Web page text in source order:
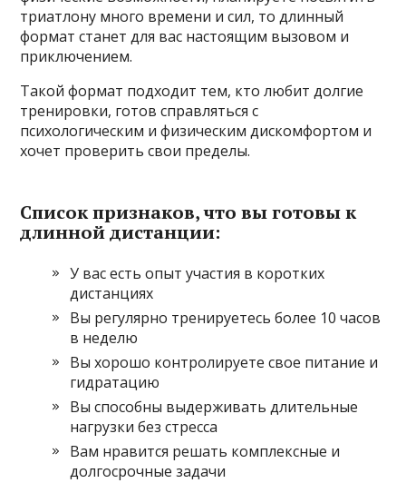
триатлону много времени и сил, то длинный
формат станет для вас настоящим вызовом и
приключением.
Такой формат подходит тем, кто любит долгие
тренировки, готов справляться с
психологическим и физическим дискомфортом и
хочет проверить свои пределы.
Список признаков, что вы готовы к
длинной дистанции:
У вас есть опыт участия в коротких
дистанциях
Вы регулярно тренируетесь более 10 часов
в неделю
Вы хорошо контролируете свое питание и
гидратацию
Вы способны выдерживать длительные
нагрузки без стресса
Вам нравится решать комплексные и
долгосрочные задачи